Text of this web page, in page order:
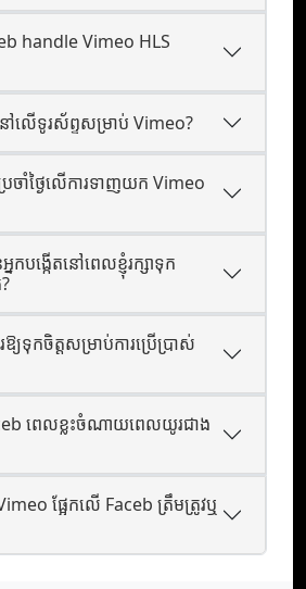
handle Vimeo HLS
នៅលើទូរស័ព្ទសម្រាប់ Vimeo?
ចាំថ្ងៃលើការទាញយក Vimeo
កបង្កើតនៅពេលខ្ញុំរក្សាទុក
យទុកចិត្តសម្រាប់ការប្រើប្រាស់
ពេលខ្លះចំណាយពេលយូរជាង
ផ្អែកលើ Faceb ត្រឹមត្រូវឬ